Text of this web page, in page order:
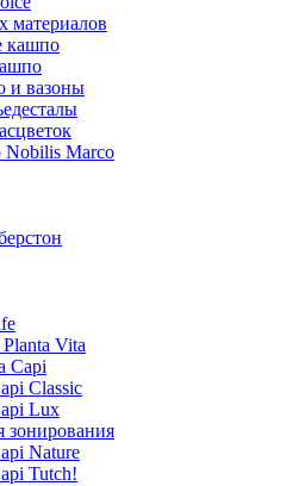
материалов
кашпо
и вазоны
Nobilis Marco
Vita
Capi
Classic
Lux
зонирования
Nature
Tutch!